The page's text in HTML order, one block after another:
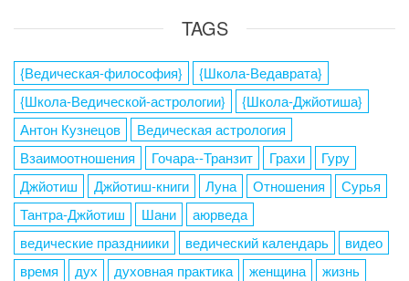
TAGS
{Ведическая-философия}
{Школа-Ведаврата}
{Школа-Ведической-астрологии}
{Школа-Джйотиша}
Антон Кузнецов
Ведическая астрология
Взаимоотношения
Гочара--Транзит Грахи
Гуру
Джйотиш
Джйотиш-книги Луна Отношения
Сурья
Тантра-Джйотиш
Шани
аюрведа
ведические праздниики
ведический календарь
видео
время
дух духовная практика женщина
жизнь